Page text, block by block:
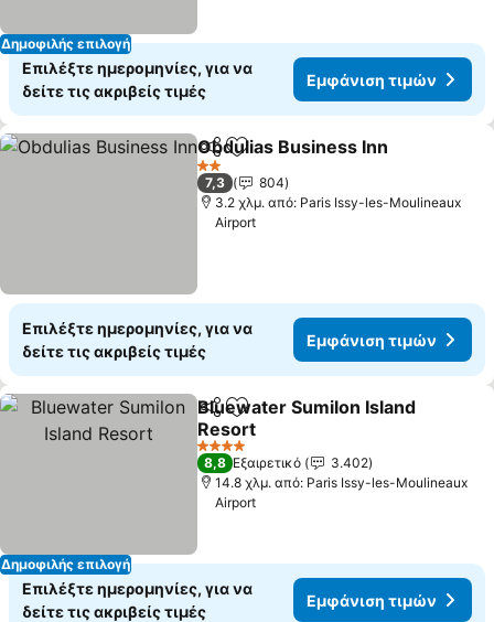
Δημοφιλής επιλογή
Επιλέξτε ημερομηνίες, για να
δείτε τις ακριβείς τιμές
Εμφάνιση τιμών
Κοινοποίηση
Προσθήκη στα αγαπημένα
Obdulias Business Inn
2 Αστέρια
7,3
804
3.2 χλμ. από: Paris Issy-les-Moulineaux
Airport
Επιλέξτε ημερομηνίες, για να
δείτε τις ακριβείς τιμές
Εμφάνιση τιμών
Δημοφιλής επιλογή
Κοινοποίηση
Προσθήκη στα αγαπημένα
Bluewater Sumilon Island
Resort
4 Αστέρια
8,8 Εξαιρετικό
3.402
14.8 χλμ. από: Paris Issy-les-Moulineaux
Airport
Επιλέξτε ημερομηνίες, για να
δείτε τις ακριβείς τιμές
Εμφάνιση τιμών